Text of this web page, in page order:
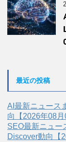
最近の投稿
AI最新ニュース
向【2026年08
SEO最新ニュー
Discover動向【